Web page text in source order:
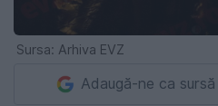
Sursa: Arhiva EVZ
Adaugă-ne ca